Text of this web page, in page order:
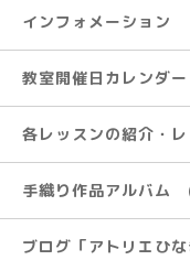
インフォメーション
教室開催日カレンダー
各レッスンの紹介・
手織り作品アルバム
ブログ「アトリエひ